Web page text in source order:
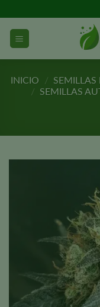
al
contenido
INICIO / SEMILLAS
/ SEMILLAS